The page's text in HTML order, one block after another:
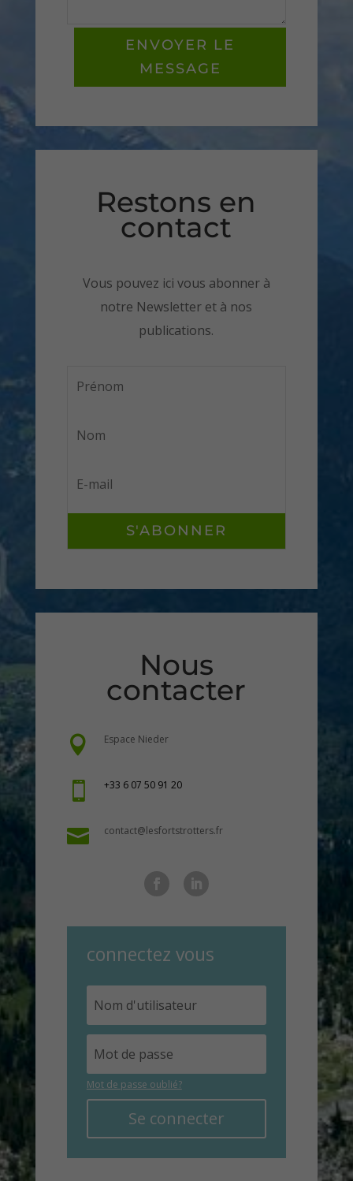
ENVOYER LE
MESSAGE
Restons en
contact
Vous pouvez ici vous abonner à
notre Newsletter et à nos
publications.
S'ABONNER
Nous
contacter
 Espace Nieder
 +33 6 07 50 91 20
 contact@lesfortstrotters.fr
connectez vous
Mot de passe oublié?
Se connecter